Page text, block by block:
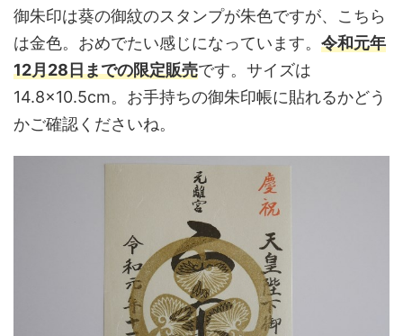
御朱印は葵の御紋のスタンプが朱色ですが、こちら
は金色。おめでたい感じになっています。 令和元年
12月28日までの限定販売です。サイズは
14.8×10.5cm。お手持ちの御朱印帳に貼れるかどう
かご確認くださいね。